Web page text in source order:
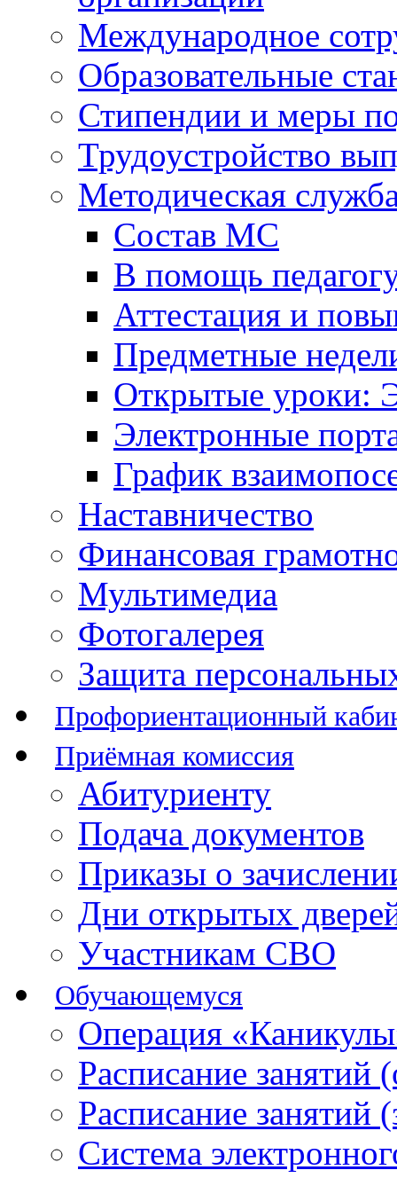
Международное
Образовательные
Стипендии и меры
Трудоустройство
Методическая
Состав МС
В помощь
Аттестация и
Предметные
Открытые уроки:
Электронные
График
Наставничество
Финансовая
Мультимедиа
Фотогалерея
Защита
Профориентационный
Приёмная комиссия
Абитуриенту
Подача документов
Приказы о
Дни открытых
Участникам СВО
Обучающемуся
Операция
Расписание занятий
Расписание занятий
Система